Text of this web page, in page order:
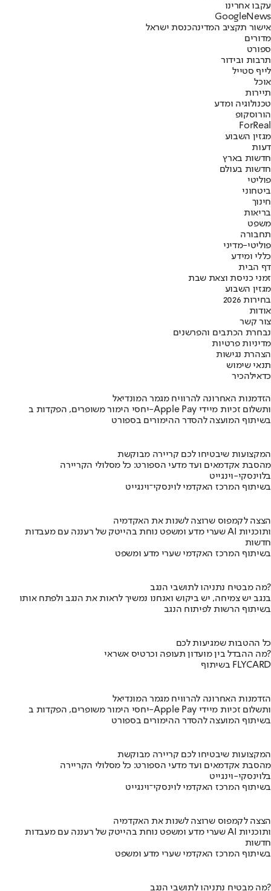
עקבו אחרינו
Googl eNews
אישור תקציב המדינהכנסת ישראל
מדורים
ספורט
תרבות ובידור
לייף סטייל
אוכל
תיירות
טכנולוגיה ומדע
הורוסקופ
ForReal
מגזין השבוע
דעות
חדשות בארץ
חדשות בעולם
פוליטי
ביטחוני
חינוך
בריאות
משפט
תחבורה
פוליטי-מדיני
כללי ומידע
דף הבית
זמני כניסת וצאת שבת
מגזין השבוע
בחירות 2026
אודות
צור קשר
נבחרת הכתבים והפרשנים
מדיניות פרטיות
הצהרת נגישות
תנאי שימוש
כדאילהכיר
הזדמנות האחרונה להרוויח מגמר המונדיאל
יחסי הימור משופרים, הפקדות ב-Apple Pay ותשלום זכיות מיידי
בשיתוף המועצה להסדר ההימורים בספורט
המקצועות שיבטיחו לכם קריירה מבוקשת
מהסבת אקדמאים ועד מדעי הספורט: כל מסלולי הקריירה
בלוינסקי-וינגייט
בשיתוף המרכז האקדמי לוינסקי־וינגייט
הצצה לקמפוס שרוצה לשנות את האקדמיה
שערי מדע ומשפט נוחת בהייטק של רעננה עם מעבדות AI ותוכניות
חדשות
בשיתוף המרכז האקדמי שערי מדע ומשפט
מה מבטיח נתניהו לתושבי הנגב?
בנגב יש צמיחה, יש ביקוש ואנחנו נמשיך לראות את הנגב ולפתח אותו
בשיתוף הרשות לפיתוח הנגב
כל ההטבות שמגיעות לכם
מה ההבדל בין מועדון תעופה וכרטיס אשראי?
בשיתוף FLYCARD
הזדמנות האחרונה להרוויח מגמר המונדיאל
יחסי הימור משופרים, הפקדות ב-Apple Pay ותשלום זכיות מיידי
בשיתוף המועצה להסדר ההימורים בספורט
המקצועות שיבטיחו לכם קריירה מבוקשת
מהסבת אקדמאים ועד מדעי הספורט: כל מסלולי הקריירה
בלוינסקי-וינגייט
בשיתוף המרכז האקדמי לוינסקי־וינגייט
הצצה לקמפוס שרוצה לשנות את האקדמיה
שערי מדע ומשפט נוחת בהייטק של רעננה עם מעבדות AI ותוכניות
חדשות
בשיתוף המרכז האקדמי שערי מדע ומשפט
מה מבטיח נתניהו לתושבי הנגב?